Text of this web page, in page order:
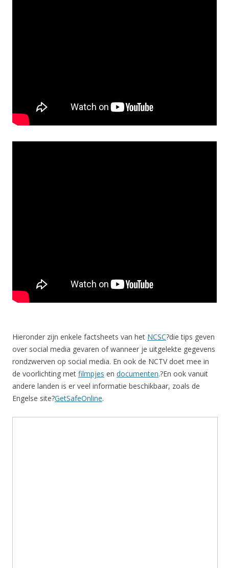
Hieronder zijn enkele factsheets van het NCSC?die tips geven
over social media gevaren of wanneer je uitgelekte gegevens
rondzwerven op social media. En ook de NCTV doet mee in
de voorlichting met filmpjes en documenten.?En ook vanuit
andere landen is er veel informatie beschikbaar, zoals de
Engelse site?GetSafeOnline.